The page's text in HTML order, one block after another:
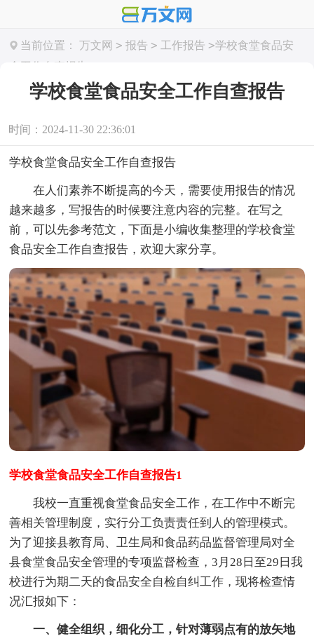
当前位置： 万文网 > 报告 > 工作报告 >学校食堂食品安
全工作自查报告
学校食堂食品安全工作自查报告
时间：2024-11-30 22:36:01
学校食堂食品安全工作自查报告
在人们素养不断提高的今天，需要使用报告的情况
越来越多，写报告的时候要注意内容的完整。在写之
前，可以先参考范文，下面是小编收集整理的学校食堂
食品安全工作自查报告，欢迎大家分享。
学校食堂食品安全工作自查报告1
我校一直重视食堂食品安全工作，在工作中不断完
善相关管理制度，实行分工负责责任到人的管理模式。
为了迎接县教育局、卫生局和食品药品监督管理局对全
县食堂食品安全管理的专项监督检查，3月28日至29日我
校进行为期二天的食品安全自检自纠工作，现将检查情
况汇报如下：
一、健全组织，细化分工，针对薄弱点有的放矢地